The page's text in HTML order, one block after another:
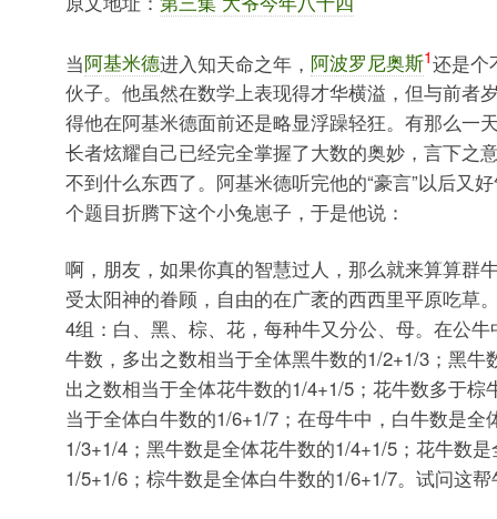
当阿基米德进入知天命之年， 阿波罗尼奥斯1还是个
伙子。他虽然在数学上表现得才华横溢，但与前者
得他在阿基米德面前还是略显浮躁轻狂。有那么一
长者炫耀自己已经完全掌握了大数的奥妙，言下之
不到什么东西了。阿基米德听完他的“豪言”以后又
个题目折腾下这个小兔崽子，于是他说：
啊，朋友，如果你真的智慧过人，那么就来算算群
受太阳神的眷顾，自由的在广袤的西西里平原吃草
4组：白、黑、棕、花，每种牛又分公、母。在公
牛数，多出之数相当于全体黑牛数的1/2+1/3；黑牛
出之数相当于全体花牛数的1/4+1/5；花牛数多于棕
当于全体白牛数的1/6+1/7；在母牛中，白牛数是全
1/3+1/4；黑牛数是全体花牛数的1/4+1/5；花牛数
1/5+1/6；棕牛数是全体白牛数的1/6+1/7。试问这